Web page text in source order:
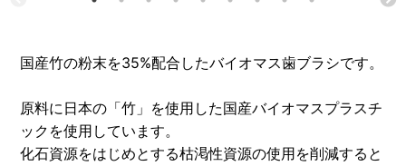
国産竹の粉末を35%配合したバイオマス歯ブラシです。
原料に日本の「竹」を使用した国産バイオマスプラスチ
ックを使用しています。
化石資源をはじめとする枯渇性資源の使用を削減すると